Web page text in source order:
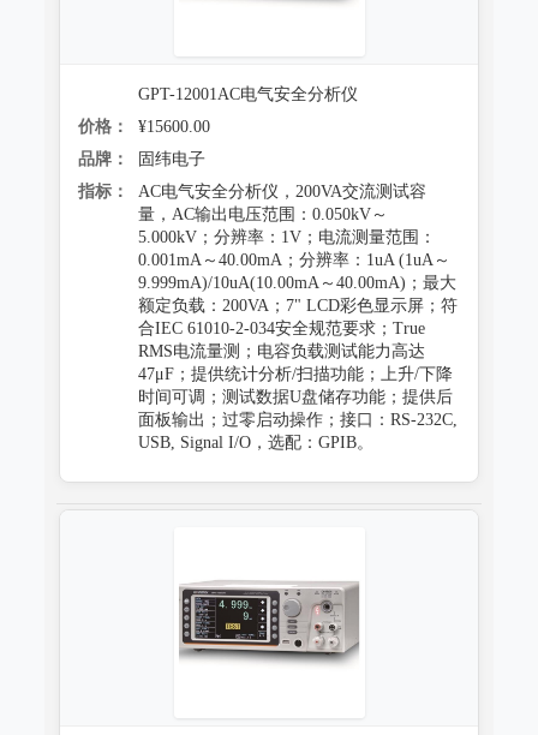
GPT-12001AC电气安全分析仪
价格：
¥15600.00
品牌：
固纬电子
指标：
AC电气安全分析仪，200VA交流测试容
量，AC输出电压范围：0.050kV～
5.000kV；分辨率：1V；电流测量范围：
0.001mA～40.00mA；分辨率：1uA (1uA～
9.999mA)/10uA(10.00mA～40.00mA)；最大
额定负载：200VA；7" LCD彩色显示屏；符
合IEC 61010-2-034安全规范要求；True
RMS电流量测；电容负载测试能力高达
47μF；提供统计分析/扫描功能；上升/下降
时间可调；测试数据U盘储存功能；提供后
面板输出；过零启动操作；接口：RS-232C,
USB, Signal I/O，选配：GPIB。